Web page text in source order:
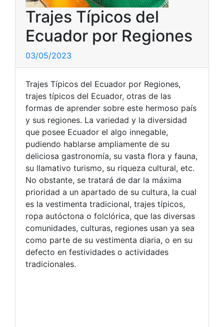
Trajes Típicos del
Ecuador por Regiones
03/05/2023
Trajes Típicos del Ecuador por Regiones,
trajes típicos del Ecuador, otras de las
formas de aprender sobre este hermoso país
y sus regiones. La variedad y la diversidad
que posee Ecuador el algo innegable,
pudiendo hablarse ampliamente de su
deliciosa gastronomía, su vasta flora y fauna,
su llamativo turismo, su riqueza cultural, etc.
No obstante, se tratará de dar la máxima
prioridad a un apartado de su cultura, la cual
es la vestimenta tradicional, trajes típicos,
ropa autóctona o folclórica, que las diversas
comunidades, culturas, regiones usan ya sea
como parte de su vestimenta diaria, o en su
defecto en festividades o actividades
tradicionales.